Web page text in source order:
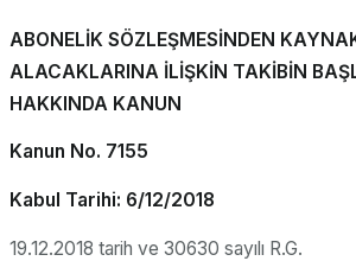
ABONELİK SÖZLEŞMESİNDEN
ALACAKLARINA İLİŞKİN TAKİBİN
HAKKINDA KANUN
Kanun No. 7155
Kabul Tarihi: 6/12/2018
19.12.2018 tarih ve 30630 sayılı R.G.